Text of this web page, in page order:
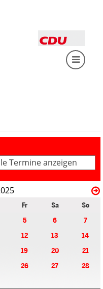
Termine anzeigen
Fr Sa
So
5 6
7
12 13
14
19 20
21
26 27
28